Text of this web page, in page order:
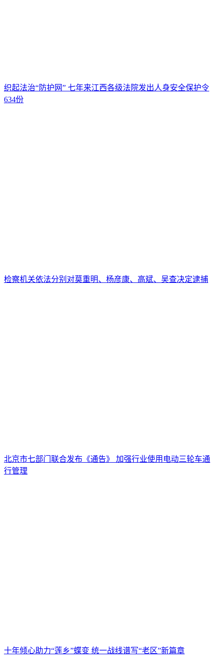
织起法治“防护网” 七年来江西各级法院发出人身安全保护令
634份
检察机关依法分别对莫重明、杨彦康、高斌、吴查决定逮捕
北京市七部门联合发布《通告》 加强行业使用电动三轮车通
行管理
十年倾心助力“莲乡”蝶变 统一战线谱写“老区”新篇章